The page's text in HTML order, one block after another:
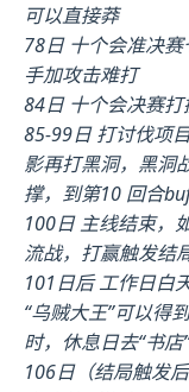
可以直接莽
78日 十个会准决
手加攻击难打
84日 十个会决赛
85-99日 打讨伐项
影再打黑洞，黑洞
撑，到第10 回合
100日 主线结束，
流战，打赢触发结
101日后 工作日白
“乌贼大王”可以得
时，休息日去“书
106日（结局触发